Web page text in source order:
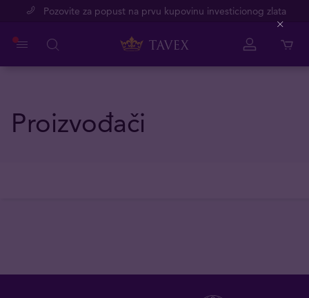
Pozovite za popust na prvu kupovinu investicionog zlata
Proizvođači
Close